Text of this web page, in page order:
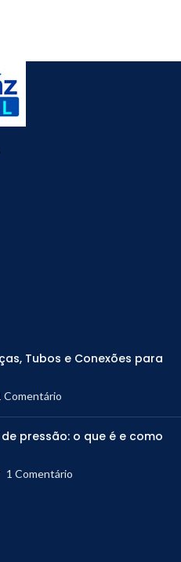
Tubos e Conexões para
Comentário
pressão: o que é e como
1 Comentário